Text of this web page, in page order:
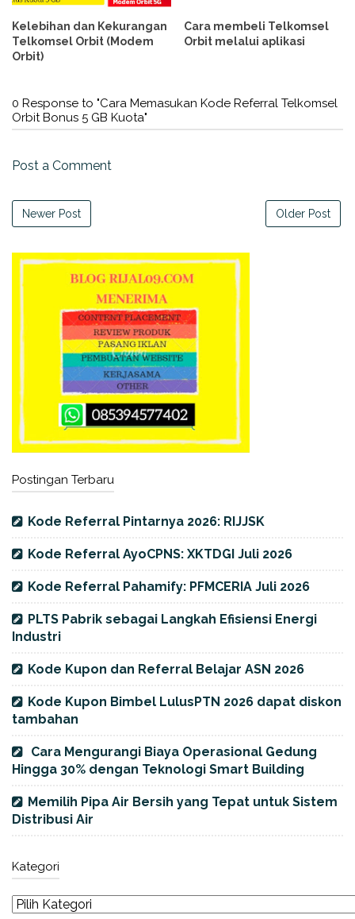
Kelebihan dan Kekurangan
Telkomsel Orbit (Modem
Orbit)
Cara membeli Telkomsel
Orbit melalui aplikasi
0 Response to "Cara Memasukan Kode Referral Telkomsel
Orbit Bonus 5 GB Kuota"
Post a Comment
Newer Post Older Post
Postingan Terbaru
Kode Referral Pintarnya 2026: RIJJSK
Kode Referral AyoCPNS: XKTDGI Juli 2026
Kode Referral Pahamify: PFMCERIA Juli 2026
PLTS Pabrik sebagai Langkah Efisiensi Energi
Industri
Kode Kupon dan Referral Belajar ASN 2026
Kode Kupon Bimbel LulusPTN 2026 dapat diskon
tambahan
Cara Mengurangi Biaya Operasional Gedung
Hingga 30% dengan Teknologi Smart Building
Memilih Pipa Air Bersih yang Tepat untuk Sistem
Distribusi Air
Kategori